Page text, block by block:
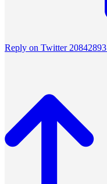
Reply on Twitter